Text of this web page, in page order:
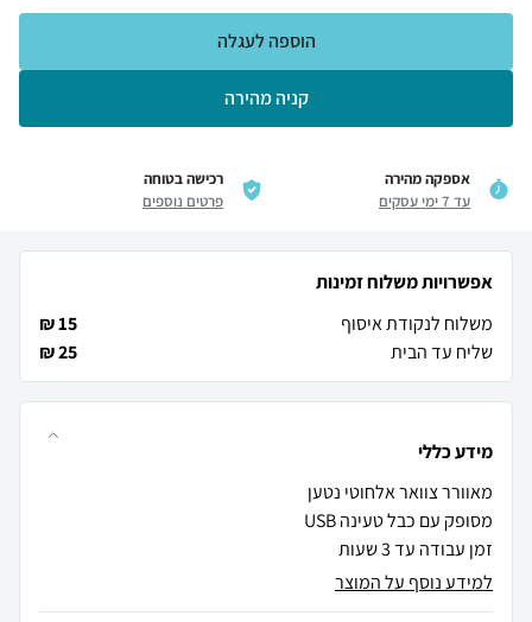
קניה מהירה
הוספה לעגלה
אספקה מהירה
עד 7 ימי עסקים
רכישה בטוחה
פרטים נוספים
אפשרויות משלוח זמינות
משלוח לנקודת איסוף
15 ₪
שליח עד הבית
25 ₪
מידע כללי
זמן עבודה עד 3 שעות
למידע נוסף על המוצר